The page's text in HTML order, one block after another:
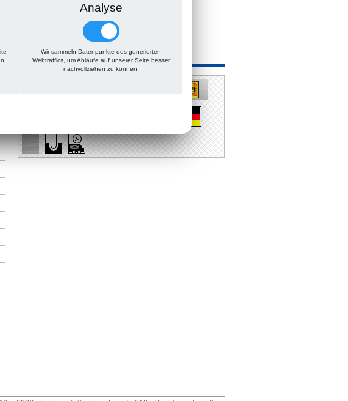
Artikel passt auch
Analyse
Wir sammeln Datenpunkte des generierten
Webtraffics, um Abläufe auf unserer Seite besser
nachvollziehen zu können.